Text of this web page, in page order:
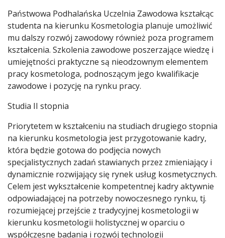
Państwowa Podhalańska Uczelnia Zawodowa kształcąc
studenta na kierunku Kosmetologia planuje umożliwić
mu dalszy rozwój zawodowy również poza programem
kształcenia. Szkolenia zawodowe poszerzające wiedzę i
umiejętności praktyczne są nieodzownym elementem
pracy kosmetologa, podnoszącym jego kwalifikacje
zawodowe i pozycję na rynku pracy.
Studia II stopnia
Priorytetem w kształceniu na studiach drugiego stopnia
na kierunku kosmetologia jest przygotowanie kadry,
która będzie gotowa do podjęcia nowych
specjalistycznych zadań stawianych przez zmieniający i
dynamicznie rozwijający się rynek usług kosmetycznych.
Celem jest wykształcenie kompetentnej kadry aktywnie
odpowiadającej na potrzeby nowoczesnego rynku, tj.
rozumiejącej przejście z tradycyjnej kosmetologii w
kierunku kosmetologii holistycznej w oparciu o
współczesne badania i rozwój technologii